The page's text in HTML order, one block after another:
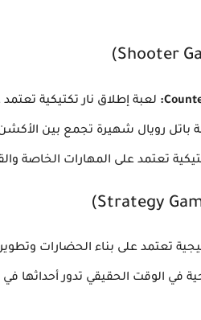
لعبة إطلاق نار تكتيكية
باتل رويال شهيرة تجمع بين الأكشن
تعتمد على المهارات الخاصة
تعتمد على بناء الحضارات
في الوقت الحقيقي تدور أحداثها